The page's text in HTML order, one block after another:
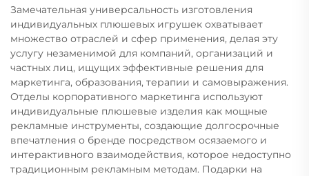
Замечательная универсальность изготовления
индивидуальных плюшевых игрушек охватывает
множество отраслей и сфер применения, делая эту
услугу незаменимой для компаний, организаций и
частных лиц, ищущих эффективные решения для
маркетинга, образования, терапии и самовыражения.
Отделы корпоративного маркетинга используют
индивидуальные плюшевые изделия как мощные
рекламные инструменты, создающие долгосрочные
впечатления о бренде посредством осязаемого и
интерактивного взаимодействия, которое недоступно
традиционным рекламным методам. Подарки на